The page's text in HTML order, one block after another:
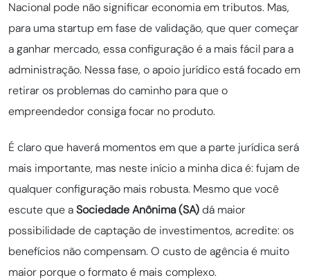
Nacional pode não significar economia em tributos. Mas,
para uma startup em fase de validação, que quer começar
a ganhar mercado, essa configuração é a mais fácil para a
administração. Nessa fase, o apoio jurídico está focado em
retirar os problemas do caminho para que o
empreendedor consiga focar no produto.
É claro que haverá momentos em que a parte jurídica será
mais importante, mas neste início a minha dica é: fujam de
qualquer configuração mais robusta. Mesmo que você
escute que aSociedade Anônima (SA)dá maior
possibilidade de captação de investimentos, acredite: os
benefícios não compensam. O custo de agência é muito
maior porque o formato é mais complexo.